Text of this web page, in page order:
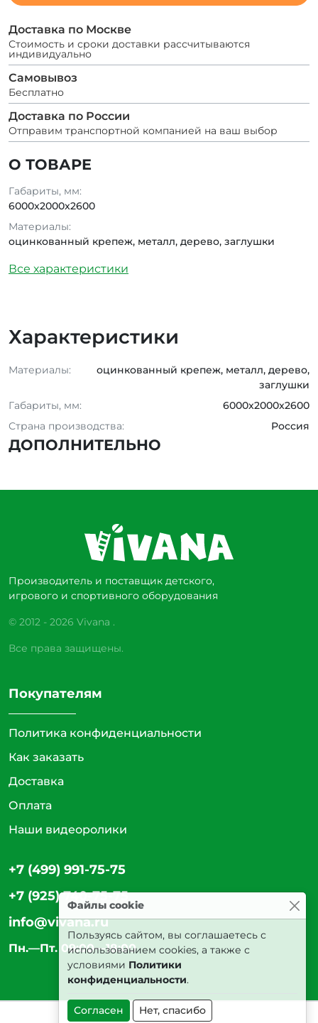
О ТОВАРЕ
Габариты, мм:
6000x2000x2600
Материалы:
оцинкованный крепеж, металл, дерево, заглушки
Все характеристики
Доставка по Москве
Стоимость и сроки доставки рассчитываются
индивидуально
Самовывоз
Бесплатно
Доставка по России
Отправим транспортной компанией на ваш выбор
Характеристики
Материалы:
оцинкованный крепеж, металл, дерево,
заглушки
Габариты, мм:
6000x2000x2600
Страна производства:
Россия
ДОПОЛНИТЕЛЬНО
Производитель и поставщик детского,
игрового и спортивного оборудования
© 2012 - 2026 Vivana .
Все права защищены.
Покупателям
Политика конфиденциальности
Как заказать
Доставка
Оплата
Наши видеоролики
+7 (499) 991-75-75
+7 (925) 740-75-75
info@vivana.ru
Пн.—Пт. 09:00—18:00
Файлы cookie
Пользуясь сайтом, вы соглашаетесь с
использованием cookies, а также с
условиями Политики
конфиденциальности.
Согласен Нет, спасибо